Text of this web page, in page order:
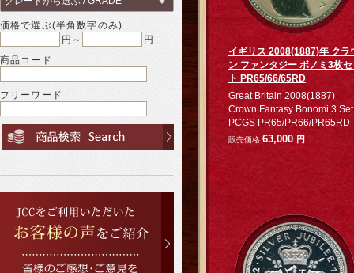
価格で選ぶ(半角数字のみ)
円～
円
商品コード
フリーワード
イギリス 2008(1887)年 クラ
ン ファンタジー ボノミ3枚セ
ト PR65/66/65RD
Great Britain 2008(1887)
Crown Fantasy Bonomi 3 Set
PCGS PR65/PR66/PR65RD
販売価格 63,000 円